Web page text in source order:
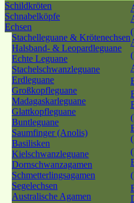
Schildkröten
Schnabelköpfe
Echsen
Stachelleguane & Krötenechsen
Halsband- & Leopardleguane
Echte Leguane
Stachelschwanzleguane
Erdleguane
Großkopfleguane
Madagaskarleguane
Glattkopfleguane
Buntleguane
Saumfinger (Anolis)
Basilisken
Kielschwanzleguane
Dornschwanzagamen
Schmetterlingsagamen
Segelechsen
Australische Agamen